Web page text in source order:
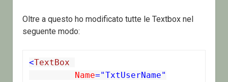
Oltre a questo ho modificato tutte le Textbox nel
seguente modo:
<TextBox
Name="TxtUserName"